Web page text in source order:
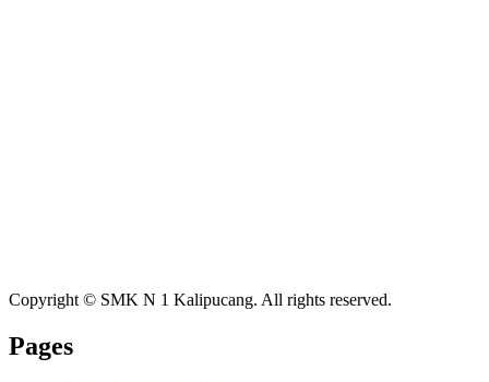
Copyright © SMK N 1 Kalipucang. All rights reserved.
Pages